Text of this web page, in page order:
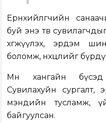
Ерөнхийлөгчийн
буй энэ төв
хөгжүүлэх, эрдэм
боломж, нөхцөлийг
Мөн хангайн
Cувилахуйн
мэндийн тусламж,
байгуулсан.